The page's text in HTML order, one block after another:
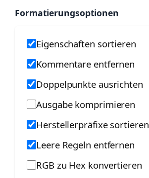
Formatierungsoptionen
Eigenschaften sortieren
Kommentare entfernen
Doppelpunkte ausrichten
Ausgabe komprimieren
Herstellerpräfixe sortieren
Leere Regeln entfernen
RGB zu Hex konvertieren